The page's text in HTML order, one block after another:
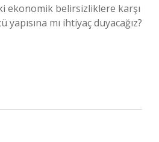
ekonomik belirsizliklere karşı
mı ihtiyaç duyacağız?